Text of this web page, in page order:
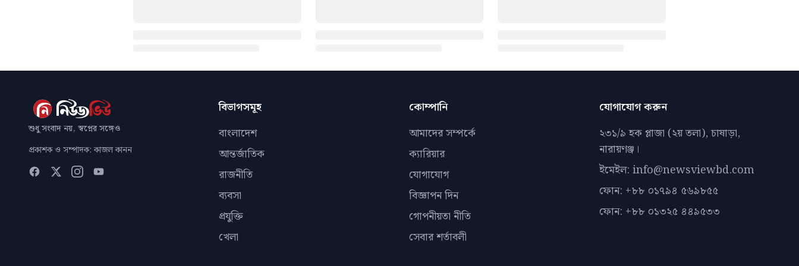
শুধু সংবাদ নয়, স্বপ্নের সঙ্গেও
প্রকাশক ও সম্পাদক: কাজল কানন
বিভাগসমূহ
বাংলাদেশ
আন্তর্জাতিক
রাজনীতি
ব্যবসা
প্রযুক্তি
খেলা
কোম্পানি
আমাদের সম্পর্কে
ক্যারিয়ার
যোগাযোগ
বিজ্ঞাপন দিন
গোপনীয়তা নীতি
সেবার শর্তাবলী
যোগাযোগ করুন
২৩১/৯ হক প্লাজা (২য় তলা), চাষাড়া,
নারায়ণঞ্জ।
ইমেইল: info@newsviewbd.com
ফোন: +৮৮ ০১৭৯৪ ৫৬৯৮৫৫
ফোন: +৮৮ ০১৩২৫ ৪৪৯৫৩৩